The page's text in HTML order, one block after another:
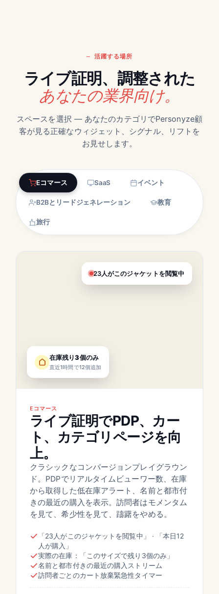
活躍する場所
ライブ証明、調整された
あなたの業界向け。
スペースを選択 — あなたのカテゴリでPersonyze顧
客が見る正確なウィジェット、シグナル、リフトを
お見せします。
Eコマース SaaS イベント
B2Bとリードジェネレーション 教育
旅行
Eコマース
ライブ証明でPDP、カー
ト、カテゴリページを向
上。
クラシックなコンバージョンプレイグラウン
ド。PDPでリアルタイムビューワー数、在庫
から取得した低在庫アラート、名前と都市付
きの最近の購入を表示。訪問者はモメンタム
を見て、希少性を見て、躊躇をやめる。
「23人がこのジャケットを閲覧中」 · 「本日12
人が購入」
実際の在庫：「このサイズで残り3個のみ」
名前と都市付きの最近の購入ストリーム
訪問者ごとのカート放棄緊急性タイマー
23人がこのジャケットを閲覧中
在庫残り3個のみ
直近1時間で12個追加